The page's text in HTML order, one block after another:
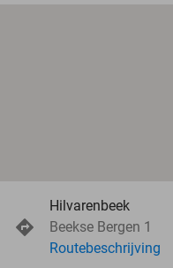
Hilvarenbeek
Beekse Bergen 1
Routebeschrijving